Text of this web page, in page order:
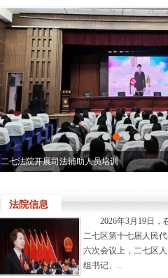
二七法院开展司法辅助人员培训
法院信息
2026年3月19日，
二七区第十七届人民
六次会议上，二七区
组书记、..